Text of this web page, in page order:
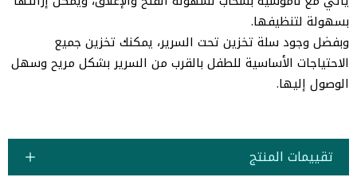
بسهولة لتنظيفها.
وبفضل وجود سلة تخزين تحت السرير، يمكنك تخزين جميع
الاحتياجات الأساسية للطفل بالقرب من السرير بشكل مريح وسهل
الوصول إليها.
تقييمات المنتج